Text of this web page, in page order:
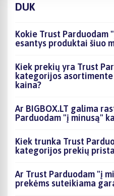
DUK
Kokie Trust
esantys produktai šiuo
Kiek prekių yra Trust
kategorijos
kaina?
Ar BIGBOX.LT galima
Parduodam "į minusą"
Kiek trunka Trust
kategorijos prekių
Ar Trust Parduodam "į
prekėms suteikiama